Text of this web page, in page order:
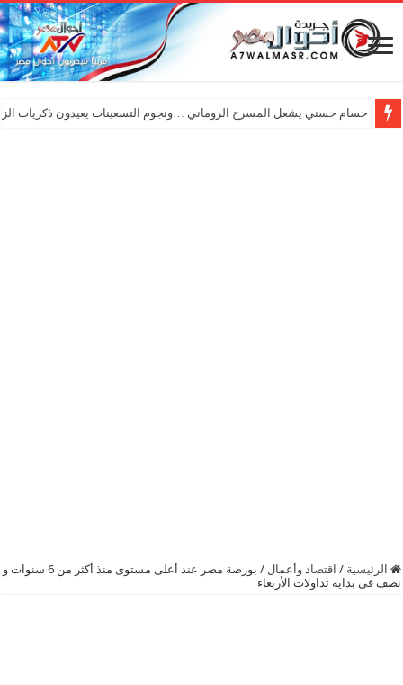
حسام حسني يشعل المسرح الروماني …ونجوم التسعينات يعيدون ذكريات
الرئيسية / اقتصاد وأعمال /
بورصة ‫‏مصر‬ عند أعلى مستوى منذ أكثر من 6 سنوات و
نصف فى بداية تداولات الأربعاء